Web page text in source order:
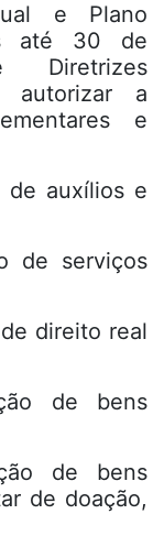
e Plano
até 30 de
autorizar a
e
de auxílios e
de serviços
direito real
de bens
de bens
de doação,